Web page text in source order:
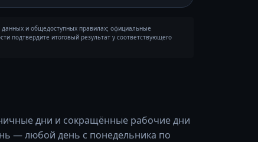
и общедоступных правилах; официальные
подтвердите итоговый результат у соответствующего
дни и сокращённые рабочие дни
— любой день с понедельника по